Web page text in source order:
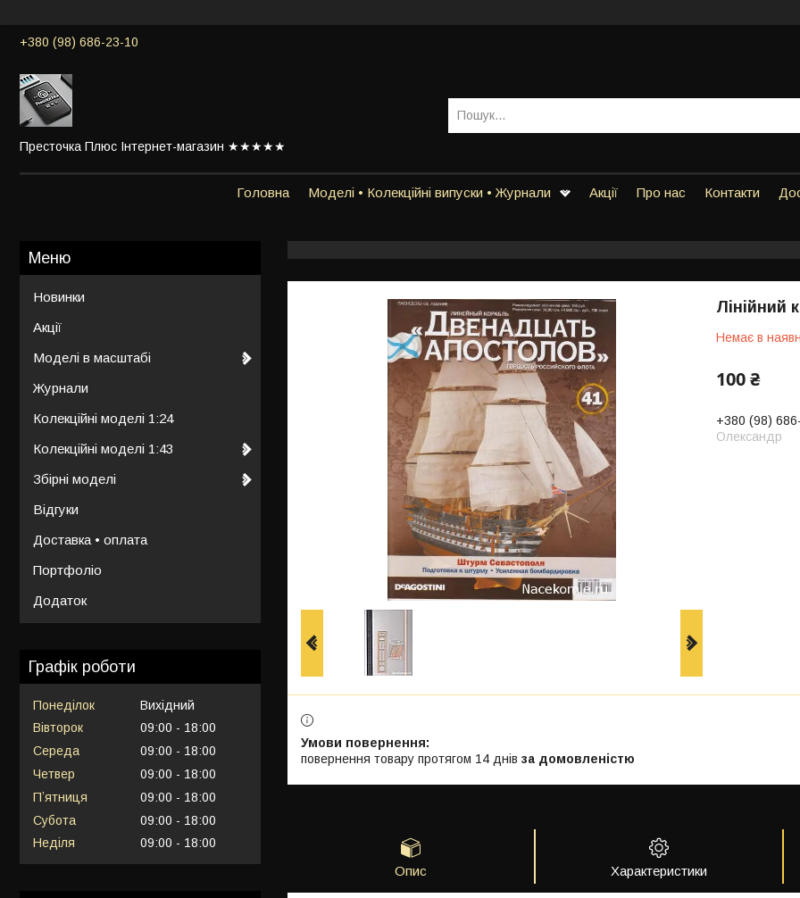
+380 (98) 686-23-10
Престочка Плюс Інтернет-магазин ★★★★★
Головна Моделі • Колекційні випуски • Журнали Акції Про нас Контакти
Лінійний
Немає в
100 ₴
+380 (98)
Олександр
повернення товару протягом 14 днів за домовленістю
Опис Характеристики
Новинки
Акції
Моделі в масштабі
Журнали
Колекційні моделі 1:24
Колекційні моделі 1:43
Збірні моделі
Відгуки
Доставка • оплата
Портфоліо
Додаток
Графік роботи
Понеділок
Вихідний
Вівторок
09:00
18:00
Середа
09:00
18:00
Четвер
09:00
18:00
Пʼятниця
09:00
18:00
Субота
09:00
18:00
Неділя
09:00 18:00